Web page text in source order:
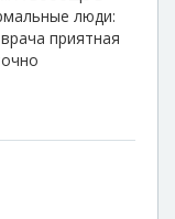
люди:
приятная